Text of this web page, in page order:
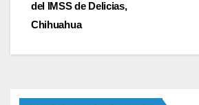
entradas
del IMSS de Delicias,
Chihuahua